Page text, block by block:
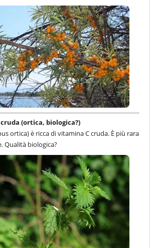
(ortica, biologica?)
ortica) è ricca di vitamina C cruda. È più rara
Qualità biologica?